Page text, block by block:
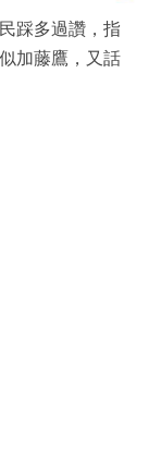
踩多過讚，指
加藤鷹，又話